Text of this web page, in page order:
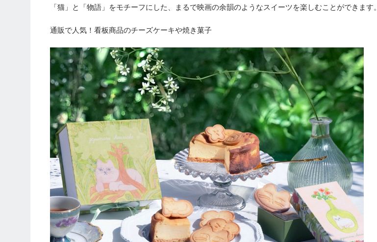
「猫」と「物語」をモチーフにした、まるで映画の余韻のようなスイーツを楽しむことができます。
通販で人気！看板商品のチーズケーキや焼き菓子